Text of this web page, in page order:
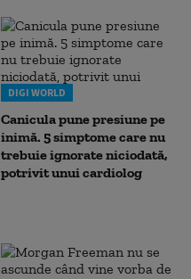
DIGI WORLD
Canicula pune presiune pe
inimă. 5 simptome care nu
trebuie ignorate niciodată,
potrivit unui cardiolog